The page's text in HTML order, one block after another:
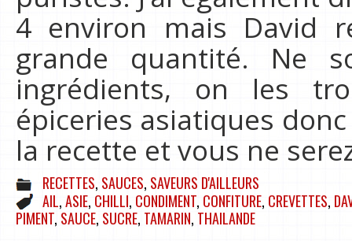
4 environ mais David
grande quantité. Ne
ingrédients, on les
épiceries asiatiques
la recette et vous ne
RECETTES, SAUCES, SAVEURS D'AILLEURS
AIL,ASIE, CHILLI, CONDIMENT, CONFITURE, CREVETTES,
PIMENT, SAUCE, SUCRE, TAMARIN, THAILANDE